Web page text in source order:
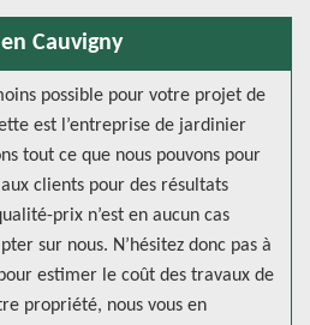
Cauvigny
possible pour votre projet de
est l’entreprise de jardinier
tout ce que nous pouvons pour
clients pour des résultats
prix n’est en aucun cas
sur nous. N’hésitez donc pas à
estimer le coût des travaux de
propriété, nous vous en